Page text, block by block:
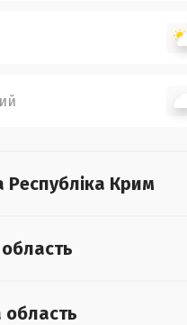
Крим
область
область